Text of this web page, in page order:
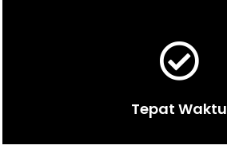
Tepat Waktu